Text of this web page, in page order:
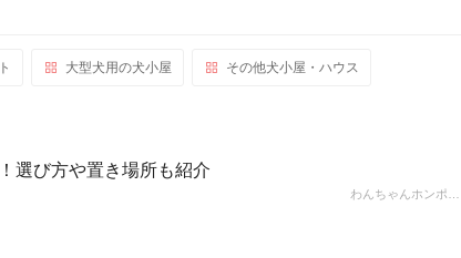
大型犬用の犬小屋 その他犬小屋・ハウス
選び方や置き場所も紹介
わんちゃんホンポ…